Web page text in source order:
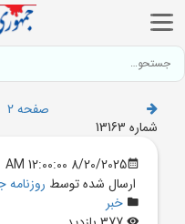
صفحه 2
شماره 13163
8/20/2025 12:00:00 AM
ارسال شده توسط
خبر